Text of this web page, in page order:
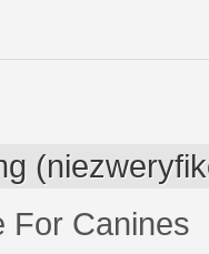
For Canines